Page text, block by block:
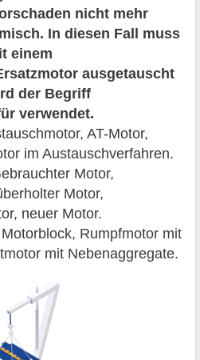
nicht mehr
In diesen Fall muss
einem
ausgetauscht
der Begriff
verwendet.
AT-Motor,
im Austauschverfahren.
Motor,
Motor,
neuer Motor.
Motorblock, Rumpfmotor mit
mit Nebenaggregate.